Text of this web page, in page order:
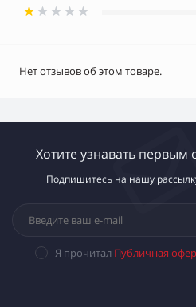
Нет отзывов об этом товаре.
Хотите узнавать первым
Подпишитесь на нашу
Я прочитал Публичная